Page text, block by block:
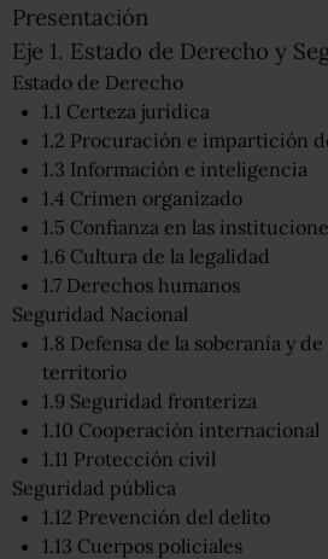
Presentación
Eje 1. Estado de Derecho y
Estado de Derecho
1.1 Certeza jurídica
1.2 Procuración e impartición
1.3 Información e inteligencia
1.4 Crimen organizado
1.5 Confianza en las
1.6 Cultura de la legalidad
1.7 Derechos humanos
Seguridad Nacional
1.8 Defensa de la soberanía y
territorio
1.9 Seguridad fronteriza
1.10 Cooperación internacional
1.11 Protección civil
Seguridad pública
1.12 Prevención del delito
1.13 Cuerpos policiales